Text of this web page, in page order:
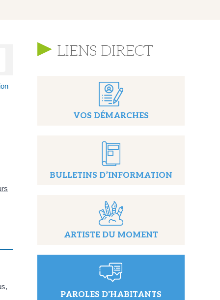
LIENS DIRECT
VOS DÉMARCHES
BULLETINS D’INFORMATION
ARTISTE DU MOMENT
PAROLES D'HABITANTS